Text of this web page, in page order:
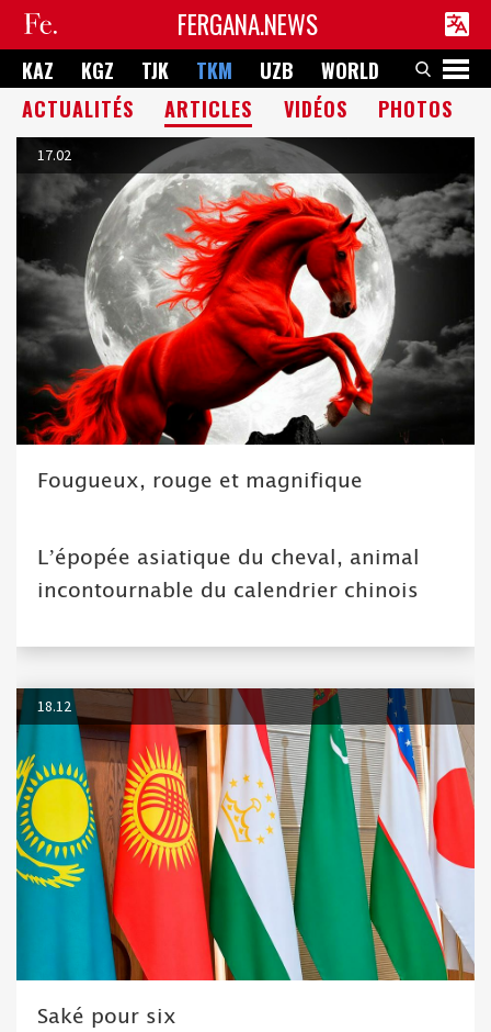
FERGANA.NEWS
KAZ KGZ TJK TKM UZB
WORLD
ACTUALITÉS
ARTICLES VIDÉOS PHOTOS
17.02
Fougueux, rouge et magnifique
L’épopée asiatique du cheval, animal
incontournable du calendrier chinois
18.12
Saké pour six